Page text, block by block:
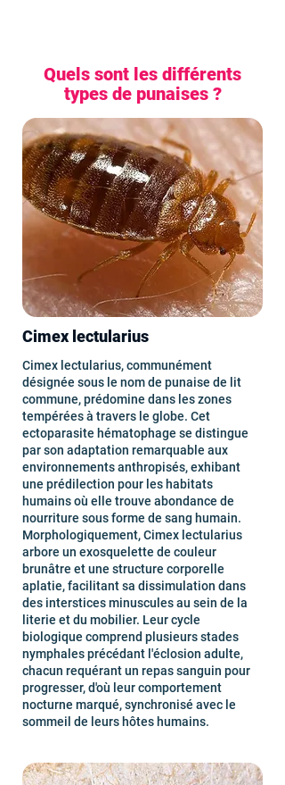
Quels sont les différents
types de punaises ?
Cimex lectularius
Cimex lectularius, communément
désignée sous le nom de punaise de lit
commune, prédomine dans les zones
tempérées à travers le globe. Cet
ectoparasite hématophage se distingue
par son adaptation remarquable aux
environnements anthropisés, exhibant
une prédilection pour les habitats
humains où elle trouve abondance de
nourriture sous forme de sang humain.
Morphologiquement, Cimex lectularius
arbore un exosquelette de couleur
brunâtre et une structure corporelle
aplatie, facilitant sa dissimulation dans
des interstices minuscules au sein de la
literie et du mobilier. Leur cycle
biologique comprend plusieurs stades
nymphales précédant l'éclosion adulte,
chacun requérant un repas sanguin pour
progresser, d'où leur comportement
nocturne marqué, synchronisé avec le
sommeil de leurs hôtes humains.